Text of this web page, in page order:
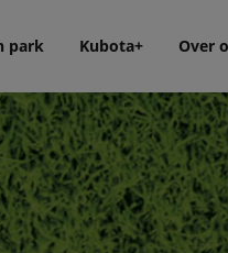
park Kubota+ Over